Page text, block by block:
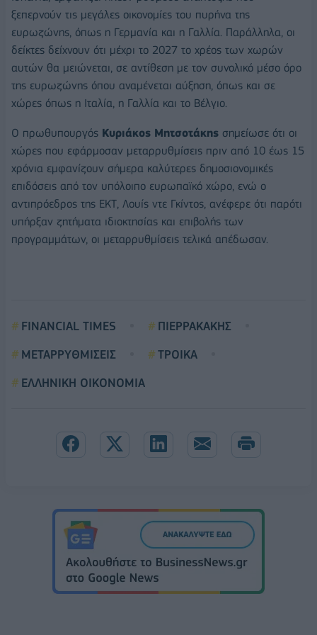
ξεπερνούν τις μεγάλες οικονομίες του πυρήνα της
ευρωζώνης, όπως η Γερμανία και η Γαλλία. Παράλληλα, οι
δείκτες δείχνουν ότι μέχρι το 2027 το χρέος των χωρών
αυτών θα μειώνεται, σε αντίθεση με τον συνολικό μέσο όρο
της ευρωζώνης όπου αναμένεται αύξηση, όπως και σε
χώρες όπως η Ιταλία, η Γαλλία και το Βέλγιο.
Ο πρωθυπουργός Κυριάκος Μητσοτάκης σημείωσε ότι οι
χώρες που εφάρμοσαν μεταρρυθμίσεις πριν από 10 έως 15
χρόνια εμφανίζουν σήμερα καλύτερες δημοσιονομικές
επιδόσεις από τον υπόλοιπο ευρωπαϊκό χώρο, ενώ ο
αντιπρόεδρος της ΕΚΤ, Λουίς ντε Γκίντος, ανέφερε ότι παρότι
υπήρξαν ζητήματα ιδιοκτησίας και επιβολής των
προγραμμάτων, οι μεταρρυθμίσεις τελικά απέδωσαν.
FINANCIAL TIMES
ΠΙΕΡΡΑΚΑΚΗΣ
ΜΕΤΑΡΡΥΘΜΙΣΕΙΣ
ΤΡΟΙΚΑ
ΕΛΛΗΝΙΚΗ ΟΙΚΟΝΟΜΙΑ